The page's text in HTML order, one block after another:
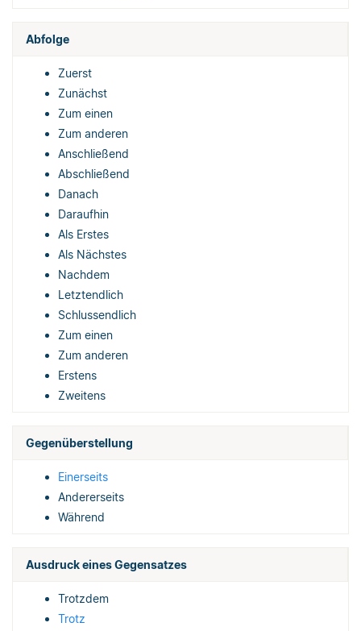
Abfolge
Zuerst
Zunächst
Zum einen
Zum anderen
Anschließend
Abschließend
Danach
Daraufhin
Als Erstes
Als Nächstes
Nachdem
Letztendlich
Schlussendlich
Zum einen
Zum anderen
Erstens
Zweitens
Gegenüberstellung
Einerseits
Andererseits
Während
Ausdruck eines Gegensatzes
Trotzdem
Trotz